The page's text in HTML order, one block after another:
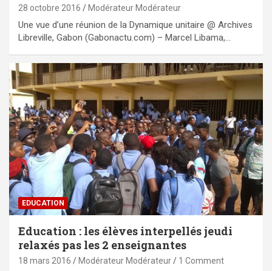
28 octobre 2016 Modérateur Modérateur
Une vue d’une réunion de la Dynamique unitaire @ Archives
Libreville, Gabon (Gabonactu.com) – Marcel Libama,…
EDUCATION
Education : les élèves interpellés jeudi
relaxés pas les 2 enseignantes
18 mars 2016 Modérateur Modérateur 1 Comment